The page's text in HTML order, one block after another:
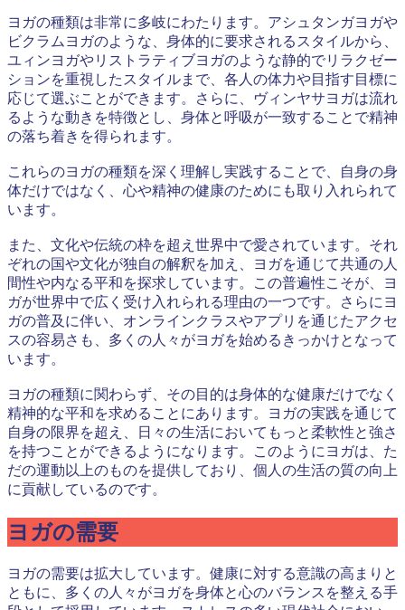
ヨガの種類は非常に多岐にわたります。アシュタンガヨガや
ビクラムヨガのような、身体的に要求されるスタイルから、
ユィンヨガやリストラティブヨガのような静的でリラクゼー
ションを重視したスタイルまで、各人の体力や目指す目標に
応じて選ぶことができます。さらに、ヴィンヤサヨガは流れ
るような動きを特徴とし、身体と呼吸が一致することで精神
の落ち着きを得られます。
これらのヨガの種類を深く理解し実践することで、自身の身
体だけではなく、心や精神の健康のためにも取り入れられて
います。
また、文化や伝統の枠を超え世界中で愛されています。それ
ぞれの国や文化が独自の解釈を加え、ヨガを通じて共通の人
間性や内なる平和を探求しています。この普遍性こそが、ヨ
ガが世界中で広く受け入れられる理由の一つです。さらにヨ
ガの普及に伴い、オンラインクラスやアプリを通じたアクセ
スの容易さも、多くの人々がヨガを始めるきっかけとなって
います。
ヨガの種類に関わらず、その目的は身体的な健康だけでなく
精神的な平和を求めることにあります。ヨガの実践を通じて
自身の限界を超え、日々の生活においてもっと柔軟性と強さ
を持つことができるようになります。このようにヨガは、た
だの運動以上のものを提供しており、個人の生活の質の向上
に貢献しているのです。
ヨガの需要
ヨガの需要は拡大しています。健康に対する意識の高まりと
ともに、多くの人々がヨガを身体と心のバランスを整える手